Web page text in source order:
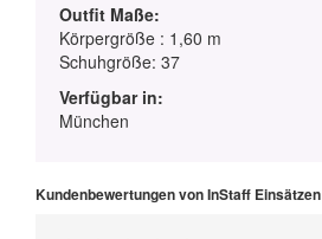
Outfit Maße:
Körpergröße : 1,60 m
Schuhgröße: 37
Verfügbar in:
München
Kundenbewertungen von InStaff Einsätzen